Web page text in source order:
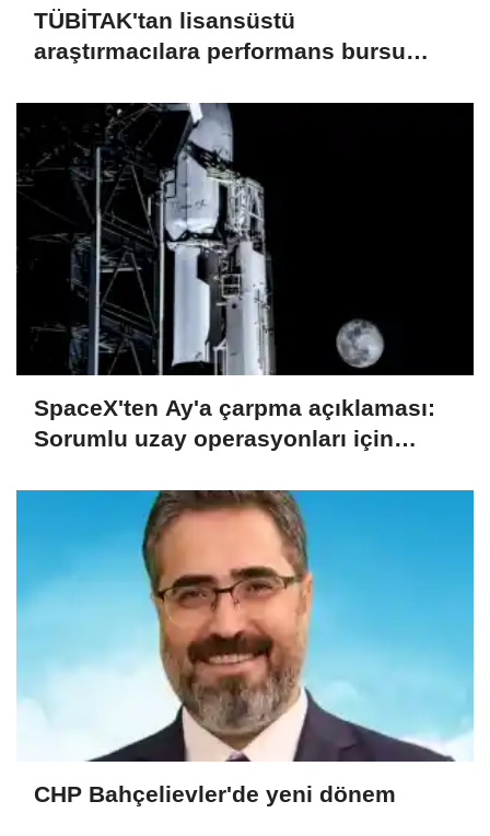
TÜBİTAK'tan lisansüstü
araştırmacılara performans bursu
SpaceX'ten Ay'a çarpma açıklaması:
Sorumlu uzay operasyonları için
CHP Bahçelievler'de yeni dönem